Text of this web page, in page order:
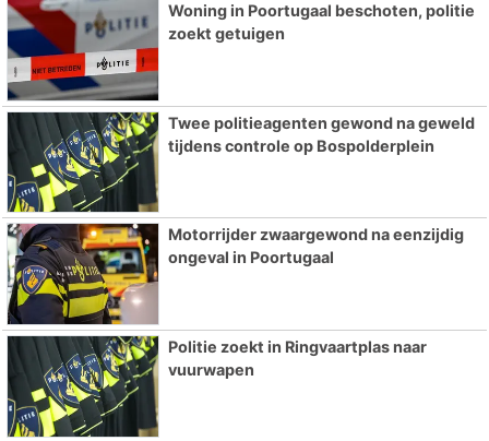
Woning in Poortugaal beschoten, politie
zoekt getuigen
Twee politieagenten gewond na geweld
tijdens controle op Bospolderplein
Motorrijder zwaargewond na eenzijdig
ongeval in Poortugaal
Politie zoekt in Ringvaartplas naar
vuurwapen